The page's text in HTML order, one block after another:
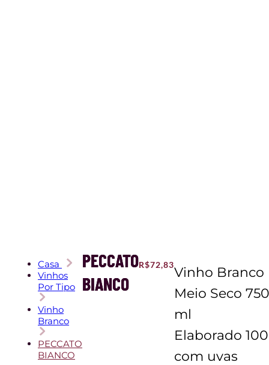
Casa
Vinhos
Por Tipo
Vinho
Branco
PECCATO
BIANCO
PECCATO
BIANCO
R$72,83Vinho Branco
Meio Seco 750
ml
Elaborado
com uvas